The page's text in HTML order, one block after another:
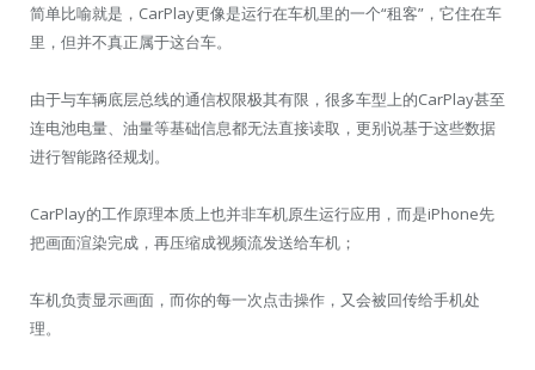
简单比喻就是，CarPlay更像是运行在车机里的一个“租客”，它住在车
里，但并不真正属于这台车。
由于与车辆底层总线的通信权限极其有限，很多车型上的CarPlay甚至
连电池电量、油量等基础信息都无法直接读取，更别说基于这些数据
进行智能路径规划。
CarPlay的工作原理本质上也并非车机原生运行应用，而是iPhone先
把画面渲染完成，再压缩成视频流发送给车机；
车机负责显示画面，而你的每一次点击操作，又会被回传给手机处
理。